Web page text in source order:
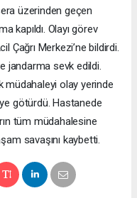
üzerinden geçen
kapıldı. Olayı görev
Çağrı Merkezi’ne bildirdi.
jandarma sevk edildi.
müdahaleyi olay yerinde
götürdü. Hastanede
tüm müdahalesine
savaşını kaybetti.